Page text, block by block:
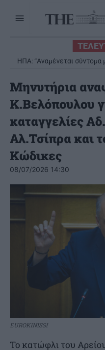
ΗΠΑ: “Αναμένεται σύντομα
Η νέα Mercedes GLB
κινητικότητα με
Μηνυτήρια
K.Βελόπουλου
καταγγελίες
Αλ.Τσίπρα και
Κώδικες
08/07/2026 14:30
EUROKINISSI
Το κατώφλι του